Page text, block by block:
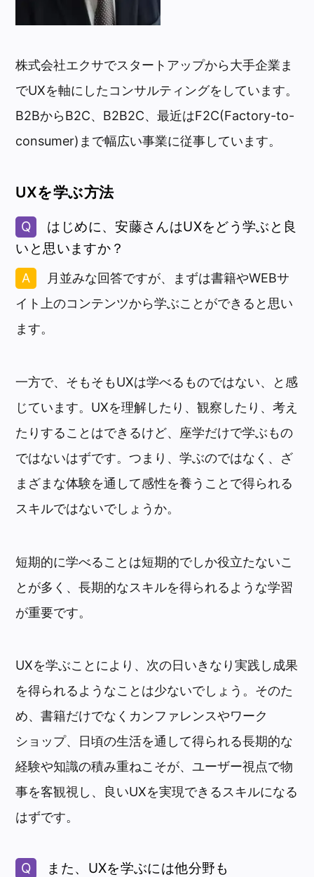
株式会社エクサでスタートアップから大手企業ま
でUXを軸にしたコンサルティングをしています。
B2BからB2C、B2B2C、最近はF2C(Factory-to-
consumer)まで幅広い事業に従事しています。
UXを学ぶ方法
はじめに、安藤さんはUXをどう学ぶと良
いと思いますか？
月並みな回答ですが、まずは書籍やWEBサ
イト上のコンテンツから学ぶことができると思い
ます。
一方で、そもそもUXは学べるものではない、と感
じています。UXを理解したり、観察したり、考え
たりすることはできるけど、座学だけで学ぶもの
ではないはずです。つまり、学ぶのではなく、ざ
まざまな体験を通して感性を養うことで得られる
スキルではないでしょうか。
短期的に学べることは短期的でしか役立たないこ
とが多く、長期的なスキルを得られるような学習
が重要です。
UXを学ぶことにより、次の日いきなり実践し成果
を得られるようなことは少ないでしょう。そのた
め、書籍だけでなくカンファレンスやワーク
ショップ、日頃の生活を通して得られる長期的な
経験や知識の積み重ねこそが、ユーザー視点で物
事を客観視し、良いUXを実現できるスキルになる
はずです。
また、UXを学ぶには他分野も